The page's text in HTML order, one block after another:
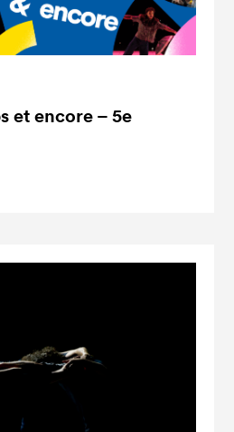
et encore – 5e